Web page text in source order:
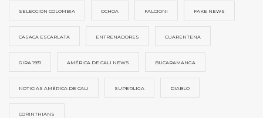
SELECCIÓN COLOMBIA OCHOA FALCIONI FAKE NEWS
CASACA ESCARLATA ENTRENADORES CUARENTENA
GIRA 1931 AMÉRICA DE CALI NEWS BUCARAMANGA
NOTICIAS AMÉRICA DE CALI SUPERLIGA DIABLO
CORINTHIANS